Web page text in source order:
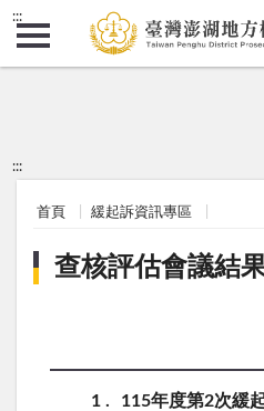
:::
:::
首頁 緩起訴資訊專區
查核評估會議結
1
115年度第2次緩